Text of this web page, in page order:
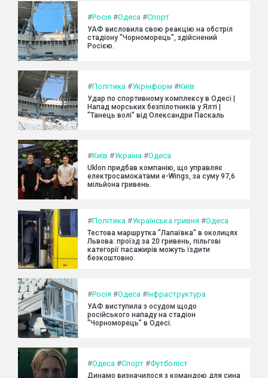
#Росія #Одеса #Спорт
УАФ висловила свою реакцію на обстріл
стадіону "Чорноморець", здійснений
Росією.
#Політика #Укрінформ #Київ
Удар по спортивному комплексу в Одесі |
Напад морських безпілотників у Ялті |
"Танець волі" від Олександри Паскаль
#Київ #Україна #Одеса
Uklon придбав компанію, що управляє
електросамокатами e-Wings, за суму 97,6
мільйона гривень.
#Політика #Українська гривня #Одеса
Тестова маршрутка "Лапаївка" в околицях
Львова: проїзд за 20 гривень, пільгові
категорії пасажирів можуть їздити
безкоштовно.
#Росія #Одеса #Інфраструктура
УАФ виступила з осудом щодо
російського нападу на стадіон
"Чорноморець" в Одесі.
#Одеса #Спорт #Футболіст
Динамо визначилося з командою для сина